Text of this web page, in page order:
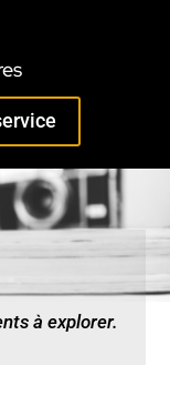
à explorer.